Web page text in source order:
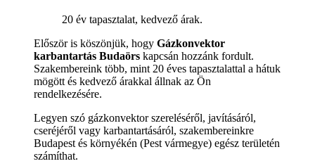
20 év tapasztalat, kedvező árak.
Először is köszönjük, hogy Gázkonvektor
karbantartás Budaörs kapcsán hozzánk fordult.
Szakembereink több, mint 20 éves tapasztalattal a hátuk
mögött és kedvező árakkal állnak az Ön
rendelkezésére.
Legyen szó gázkonvektor szereléséről, javításáról,
cseréjéről vagy karbantartásáról, szakembereinkre
Budapest és környékén (Pest vármegye) egész területén
számíthat.